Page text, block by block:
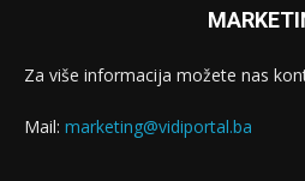
Za više informacija možete nas
Mail: marketing@vidiportal.ba